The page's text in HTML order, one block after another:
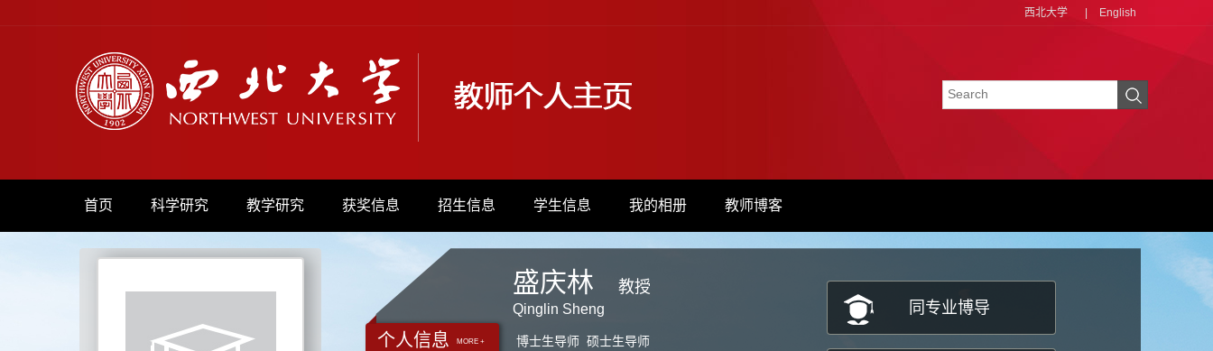
西北大学 English
首页 科学研究 教学研究 获奖信息 招生信息 学生信息 我的相册 教师博客
个人信息 MORE +
盛庆林
Qinglin Sheng
教授
博士生导师 硕士生导师
同专业博导